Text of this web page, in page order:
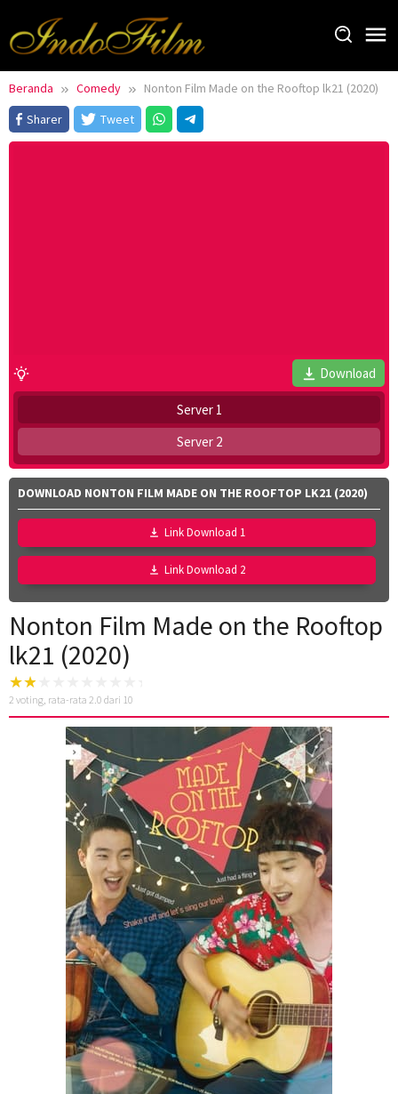
konten
Beranda Comedy
Nonton Film Made on the Rooftop lk21 (2020)
Sharer
Tweet
Download
Server 1
Server 2
DOWNLOAD NONTON FILM MADE ON THE ROOFTOP LK21 (2020)
Link Download 1
Link Download 2
Nonton Film Made on the Rooftop
lk21 (2020)
2 voting, rata-rata 2.0 dari 10